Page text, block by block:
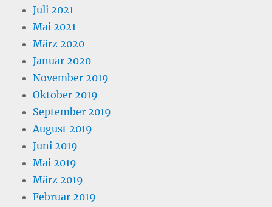
Juli 2021
Mai 2021
März 2020
Januar 2020
November 2019
Oktober 2019
September 2019
August 2019
Juni 2019
Mai 2019
März 2019
Februar 2019